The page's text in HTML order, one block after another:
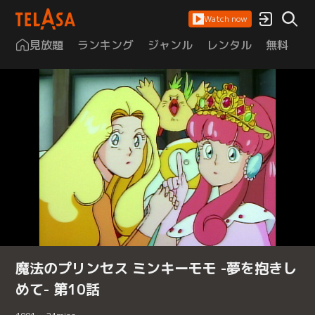
Watch now
見放題 ランキング ジャンル レンタル 無料
魔法のプリンセス ミンキーモモ -夢を抱きし
めて- 第10話